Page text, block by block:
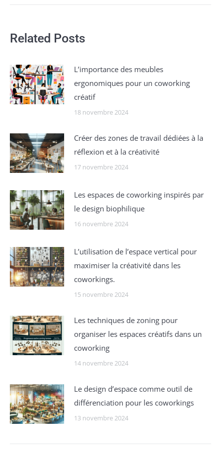
Related Posts
Lʼimportance des meubles
ergonomiques pour un coworking
créatif
18 novembre 2024
Créer des zones de travail dédiées à la
réflexion et à la créativité
17 novembre 2024
Les espaces de coworking inspirés par
le design biophilique
16 novembre 2024
Lʼutilisation de l’espace vertical pour
maximiser la créativité dans les
coworkings.
15 novembre 2024
Les techniques de zoning pour
organiser les espaces créatifs dans un
coworking
14 novembre 2024
Le design d’espace comme outil de
différenciation pour les coworkings
13 novembre 2024